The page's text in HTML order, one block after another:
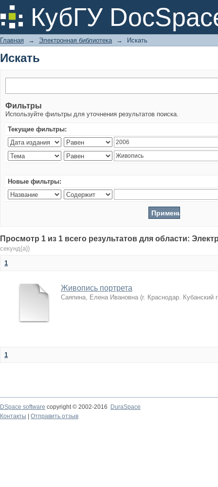
КубГУ
Искать
Главная → Электронная библиотека → Искать
Искать
Фильтры
Используйте фильтры для уточнения результатов поиска.
Текущие фильтры:
Новые фильтры:
Просмотр 1 из 1 всего результатов для области:
секунд(а))
1
Живопись портрета
Саяпина, Елена Ивановна (г. Краснодар. Кубанский
1
DSpace software copyright © 2002-2016
DuraSpace
Контакты
Отправить отзыв